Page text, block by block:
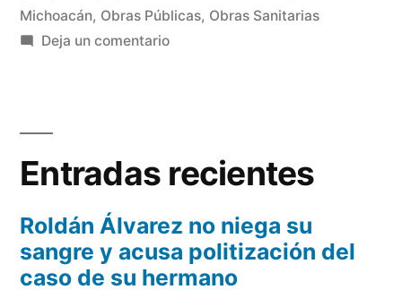
Michoacán, Obras Públicas, Obras Sanitarias
Deja un comentarioen
sanitarias
Entradas recientes
Roldán Álvarez no niega su
sangre y acusa politización del
caso de su hermano